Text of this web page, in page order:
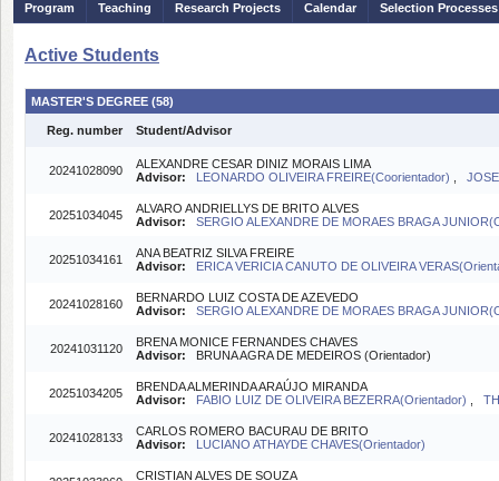
Program Teaching Research Projects Calendar Selection Processes
Active Students
MASTER'S DEGREE (58)
Reg. number Student/Advisor
20241028090
ALEXANDRE CESAR DINIZ MORAIS LIMA
Advisor:
LEONARDO OLIVEIRA FREIRE(Coorientador)
20251034045
ALVARO ANDRIELLYS DE BRITO ALVES
Advisor:
SERGIO ALEXANDRE DE MORAES BRAGA
20251034161
ANA BEATRIZ SILVA FREIRE
Advisor:
ERICA VERICIA CANUTO DE OLIVEIRA
20241028160
BERNARDO LUIZ COSTA DE AZEVEDO
Advisor:
SERGIO ALEXANDRE DE MORAES BRAGA
20241031120
BRENA MONICE FERNANDES CHAVES
Advisor: BRUNA AGRA DE MEDEIROS (Orientador)
20251034205
BRENDA ALMERINDA ARAÚJO MIRANDA
Advisor:
FABIO LUIZ DE OLIVEIRA BEZERRA(Orientador)
20241028133
CARLOS ROMERO BACURAU DE BRITO
Advisor:
LUCIANO ATHAYDE CHAVES(Orientador)
CRISTIAN ALVES DE SOUZA